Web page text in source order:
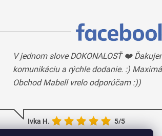
V jednom slove DOKONALOSŤ ❤️
komunikáciu a rýchle dodanie. :)
Obchod Mabell vrelo odporúčam :))
Ivka H. 5/5